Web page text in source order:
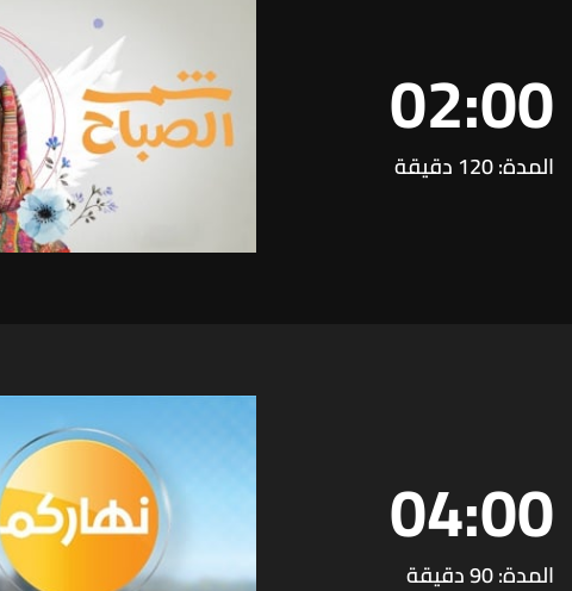
02:00
المدة: 120 دقيقة
04:00
المدة: 90 دقيقة